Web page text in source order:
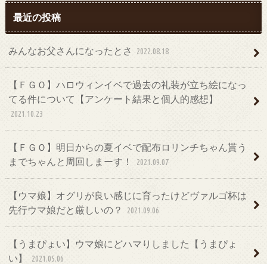
最近の投稿
みんなお父さんになったとさ 2022.08.18
【ＦＧＯ】ハロウィンイベで過去の礼装が立ち絵になっ
てる件について【アンケート結果と個人的感想】
2021.10.23
【ＦＧＯ】明日からの夏イベで配布ロリンチちゃん貰う
までちゃんと周回しまーす！
2021.09.07
【ウマ娘】オグリが良い感じに育ったけどヴァルゴ杯は
先行ウマ娘だと厳しいの？
2021.09.06
【うまぴょい】ウマ娘にどハマりしました【うまぴょ
い】
2021.05.06